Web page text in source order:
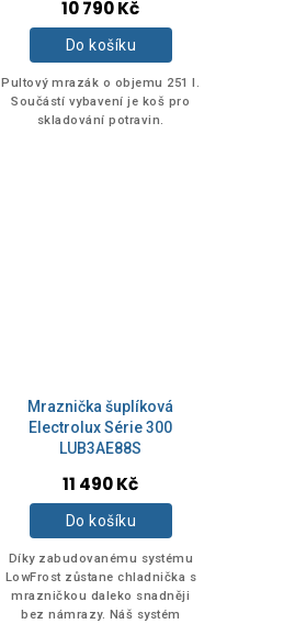
10 790 Kč
Do košíku
Pultový mrazák o objemu 251 l.
Součástí vybavení je koš pro
skladování potravin.
Mraznička šuplíková
Electrolux Série 300
LUB3AE88S
11 490 Kč
Do košíku
Díky zabudovanému systému
LowFrost zůstane chladnička s
mrazničkou daleko snadněji
bez námrazy. Náš systém